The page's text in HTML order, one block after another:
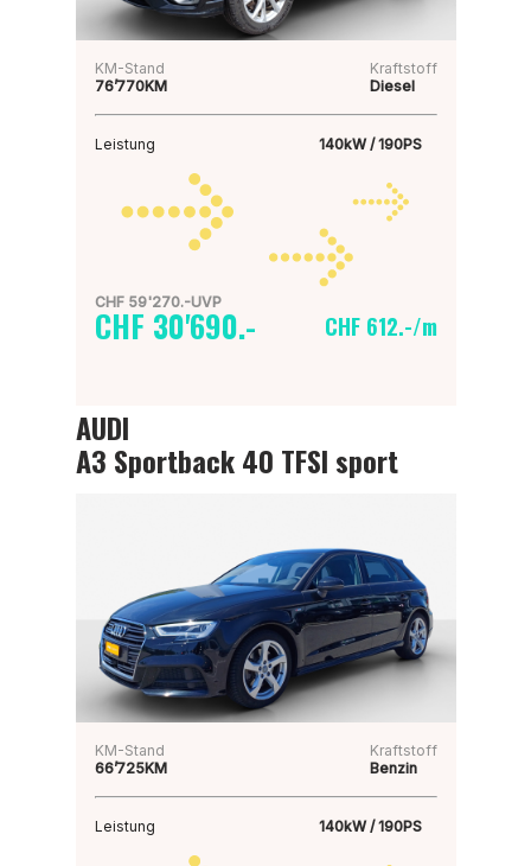
KM-Stand
76’770KM
Kraftstoff
Diesel
Leistung 140kW / 190PS
CHF 59'270.-UVP
CHF 30'690.- CHF 612.-/m
AUDI
A3 Sportback 40 TFSI sport
KM-Stand
66’725KM
Kraftstoff
Benzin
Leistung 140kW / 190PS